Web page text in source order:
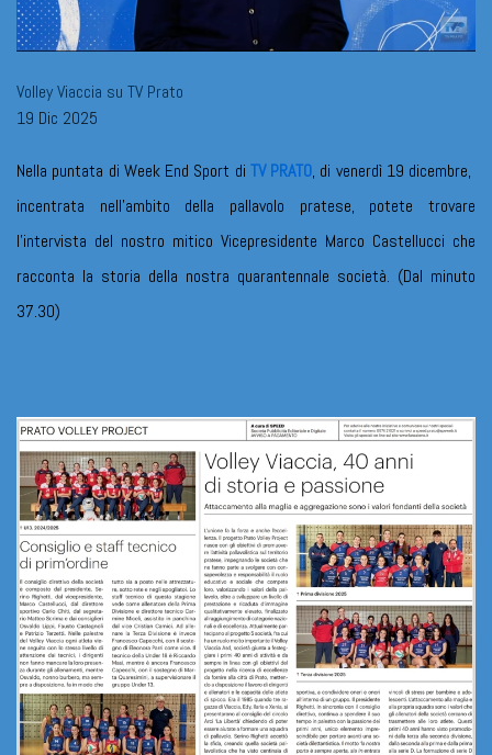
Volley Viaccia su TV Prato
19 Dic 2025
Nella puntata di Week End Sport di TV PRATO, di venerdì 19 dicembre,
incentrata nell'ambito della pallavolo pratese, potete trovare
l'intervista del nostro mitico Vicepresidente Marco Castellucci che
racconta la storia della nostra quarantennale società. (Dal minuto
37.30)